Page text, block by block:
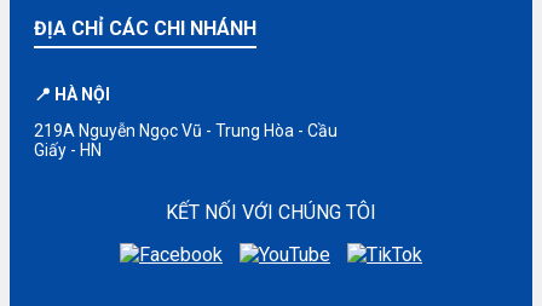
ĐỊA CHỈ CÁC CHI NHÁNH
📍 HÀ NỘI
219A Nguyễn Ngọc Vũ - Trung Hòa - Cầu
Giấy - HN
KẾT NỐI VỚI CHÚNG TÔI